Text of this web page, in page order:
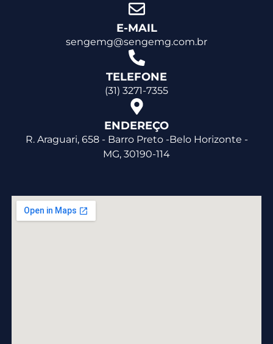
E-MAIL
sengemg@sengemg.com.br
TELEFONE
(31) 3271-7355
ENDEREÇO
R. Araguari, 658 - Barro Preto -Belo Horizonte -
MG, 30190-114